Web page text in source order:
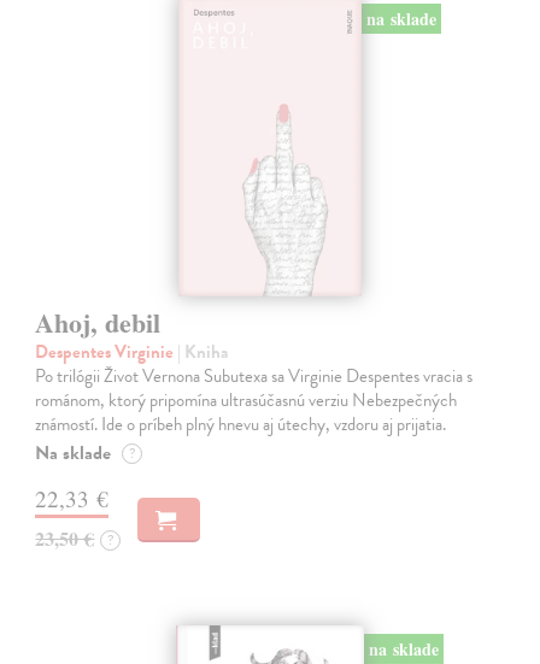
na sklade
Ahoj, debil
Despentes Virginie | Kniha
Po trilógii Život Vernona Subutexa sa Virginie Despentes vracia s
románom, ktorý pripomína ultrasúčasnú verziu Nebezpečných
známostí. Ide o príbeh plný hnevu aj útechy, vzdoru aj prijatia.
Na sklade ?
22,33 €
23,50 € ?
na sklade